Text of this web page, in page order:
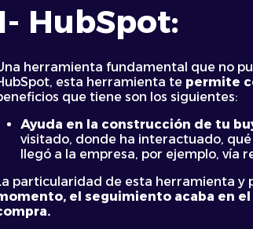
HubSpot:
herramienta fundamental que no
esta herramienta te permite
que tiene son los siguientes:
Ayuda en la construcción de tu
visitado, donde ha interactuado,
llegó a la empresa, por ejemplo, vía
particularidad de esta herramienta y
el seguimiento acaba en